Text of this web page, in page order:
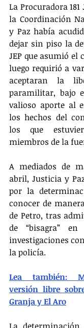
La Procuradora
la Coordinación
y Paz había
dejar sin piso la
JEP que asumió el
luego requirió a
aceptaran la
paramilitar, bajo
valioso aporte al
los hechos del
los que
miembros de la
A mediados de
abril, Justicia y
por la
conocer de
de Petro, tras
de “bisagra”
investigaciones
la policía.
Lea también:
versión libre
Granja y El Aro